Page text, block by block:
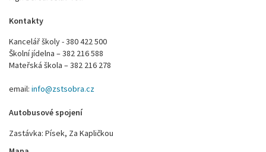
Kontakty
Kancelář školy - 380 422 500
Školní jídelna – 382 216 588
Mateřská škola – 382 216 278
email: info@zstsobra.cz
Autobusové spojení
Zastávka: Písek, Za Kapličkou